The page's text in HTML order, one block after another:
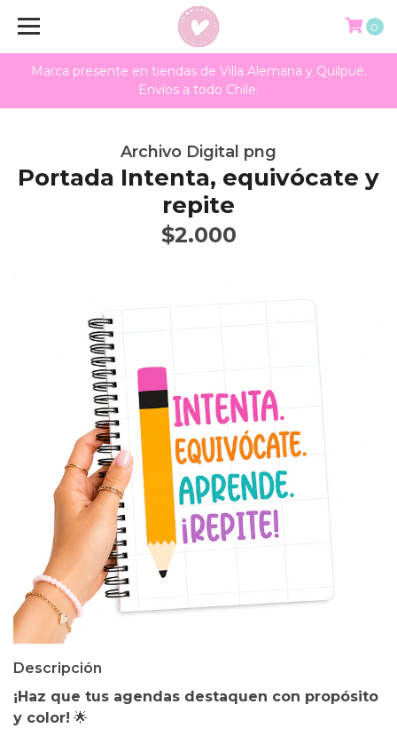
Marca presente en tiendas de Villa Alemana y Quilpué.
Envíos a todo Chile.
0
Archivo Digital png
Portada Intenta, equivócate y
repite
$2.000
Descripción
¡Haz que tus agendas destaquen con propósito
y color! 🌟